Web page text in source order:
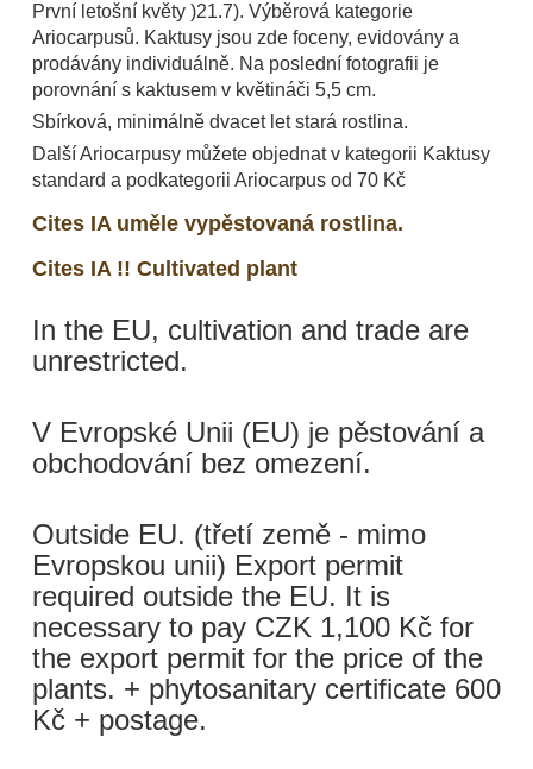
První letošní květy )21.7). Výběrová kategorie
Ariocarpusů. Kaktusy jsou zde foceny, evidovány a
prodávány individuálně. Na poslední fotografii je
porovnání s kaktusem v květináči 5,5 cm.
Sbírková, minimálně dvacet let stará rostlina.
Další Ariocarpusy můžete objednat v kategorii Kaktusy
standard a podkategorii Ariocarpus od 70 Kč
Cites IA uměle vypěstovaná rostlina.
Cites IA !! Cultivated plant
In the EU, cultivation and trade are
unrestricted.
V Evropské Unii (EU) je pěstování a
obchodování bez omezení.
Outside EU. (třetí země - mimo
Evropskou unii) Export permit
required outside the EU. It is
necessary to pay CZK 1,100 Kč for
the export permit for the price of the
plants. + phytosanitary certificate 600
Kč + postage.